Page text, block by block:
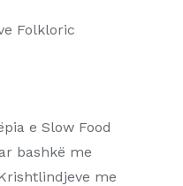
Folkloric
e Slow Food
bashkë me
me